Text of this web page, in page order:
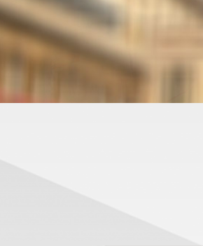
More Information